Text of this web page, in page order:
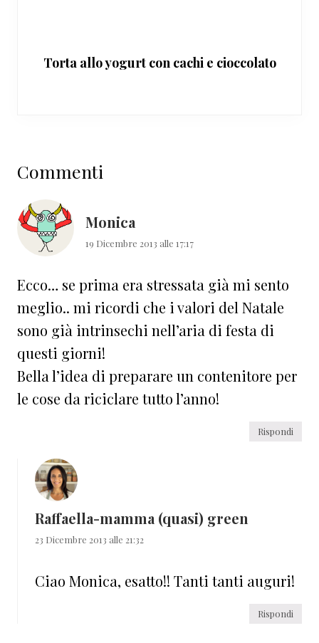
Torta allo yogurt con cachi e cioccolato
del
lettore
Commenti
Monica
19 Dicembre 2013 alle 17:17
Ecco… se prima era stressata già mi sento
meglio.. mi ricordi che i valori del Natale
sono già intrinsechi nell’aria di festa di
questi giorni!
Bella l’idea di preparare un contenitore per
le cose da riciclare tutto l’anno!
Rispondi
Raffaella-mamma (quasi) green
23 Dicembre 2013 alle 21:32
Ciao Monica, esatto!! Tanti tanti auguri!
Rispondi